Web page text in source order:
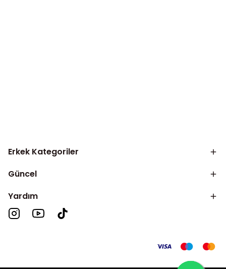
Erkek Kategoriler
Güncel
Yardım